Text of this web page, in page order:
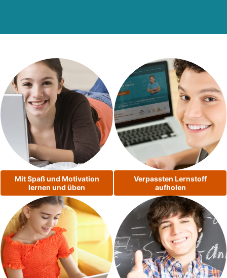
Mit Spaß und Motivation
lernen und üben
Verpassten Lernstoff
aufholen